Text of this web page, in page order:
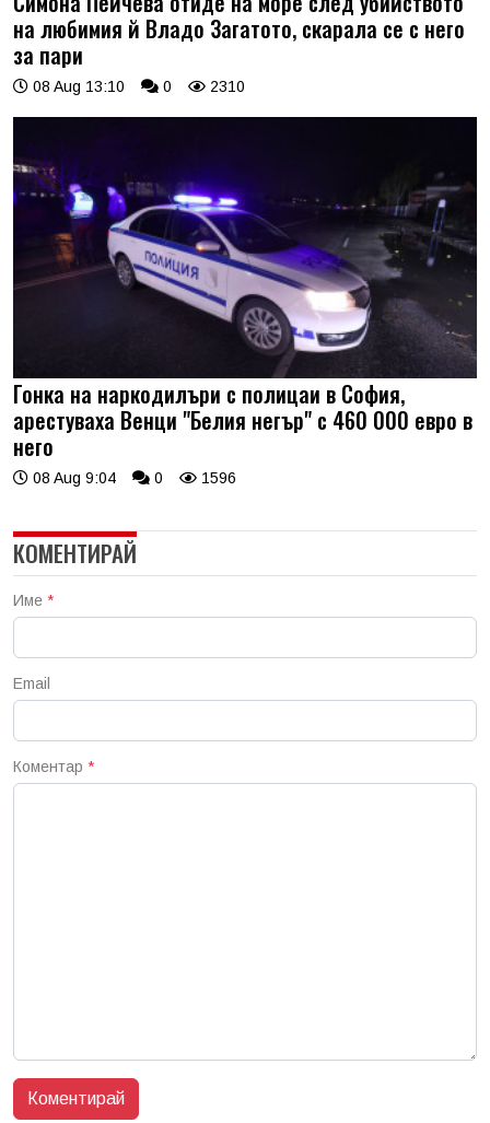
на любимия й Владо Загатото, скарала се с него
за пари
08 Aug 13:10 0 2310
Гонка на наркодилъри с полицаи в София,
арестуваха Венци "Белия негър" с 460 000 евро в
него
08 Aug 9:04 0 1596
КОМЕНТИРАЙ
Име *
Email
Коментар *